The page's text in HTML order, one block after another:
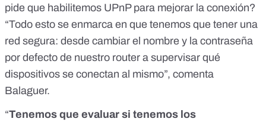
pide que habilitemos UPnP para mejorar la conexión?
“Todo esto se enmarca en que tenemos que tener una
red segura: desde cambiar el nombre y la contraseña
por defecto de nuestro router a supervisar qué
dispositivos se conectan al mismo”, comenta
Balaguer.
“Tenemos que evaluar si tenemos los